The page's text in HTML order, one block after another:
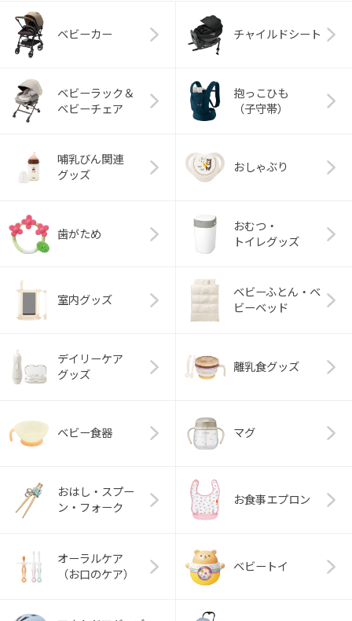
ベビーカー チャイルドシート
ベビーラック＆
ベビーチェア
抱っこひも
（子守帯）
哺乳びん関連
グッズ
おしゃぶり
歯がため
おむつ・
トイレグッズ
室内グッズ
ベビーふとん・ベ
ビーベッド
デイリーケア
グッズ
離乳食グッズ
ベビー食器 マグ
おはし・スプー
ン・フォーク
お食事エプロン
オーラルケア
（お口のケア）
ベビートイ